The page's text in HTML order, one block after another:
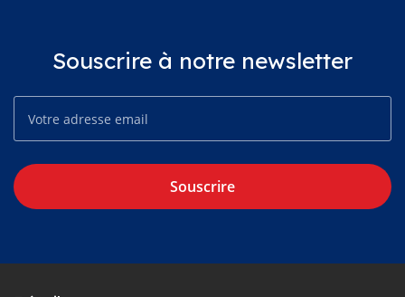
Souscrire à notre newsletter
Souscrire